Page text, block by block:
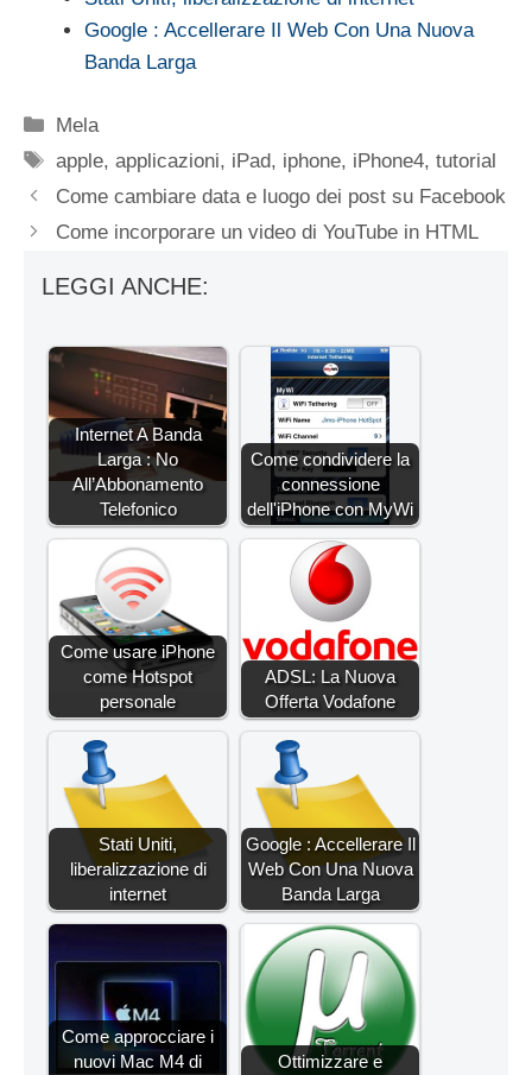
Google : Accellerare Il Web Con Una Nuova
Banda Larga
Categorie
Mela
Tag
apple,applicazioni, iPad, iphone, iPhone4,tutorial
Come cambiare data e luogo dei post su Facebook
Come incorporare un video di YouTube in HTML
LEGGI ANCHE:
Internet A Banda
Larga : No
All’Abbonamento
Telefonico
Come condividere la
connessione
dell'iPhone con MyWi
Come usare iPhone
come Hotspot
personale
ADSL: La Nuova
Offerta Vodafone
Stati Uniti,
liberalizzazione di
internet
Google : Accellerare Il
Web Con Una Nuova
Banda Larga
Come approcciare i
nuovi Mac M4 di
Ottimizzare e